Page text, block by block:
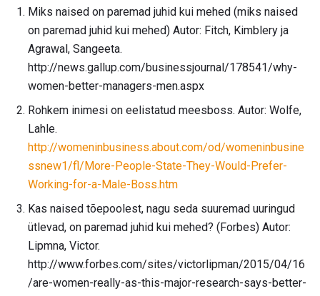
Miks naised on paremad juhid kui mehed (miks naised
on paremad juhid kui mehed) Autor: Fitch, Kimblery ja
Agrawal, Sangeeta.
http://news.gallup.com/businessjournal/178541/why-
women-better-managers-men.aspx
Rohkem inimesi on eelistatud meesboss. Autor: Wolfe,
Lahle.
http://womeninbusiness.about.com/od/womeninbusine
ssnew1/fl/More-People-State-They-Would-Prefer-
Working-for-a-Male-Boss.htm
Kas naised tõepoolest, nagu seda suuremad uuringud
ütlevad, on paremad juhid kui mehed? (Forbes) Autor:
Lipmna, Victor.
http://www.forbes.com/sites/victorlipman/2015/04/16
/are-women-really-as-this-major-research-says-better-